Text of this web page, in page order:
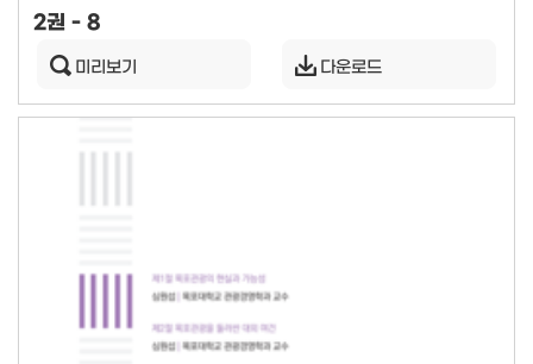
2권 - 8
미리보기 다운로드